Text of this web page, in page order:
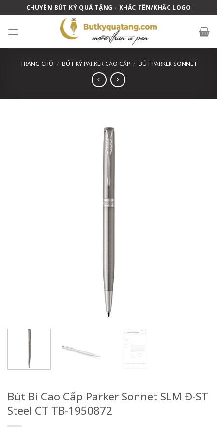
to
content
CHUYÊN BÚT KÝ QUÀ TẶNG - KHẮC TÊN/KHẮC LOGO
TRANG CHỦ / BÚT KÝ PARKER CAO CẤP / BÚT PARKER SONNET
Bút Bi Cao Cấp Parker Sonnet SLM Đ-ST
Steel CT TB-1950872